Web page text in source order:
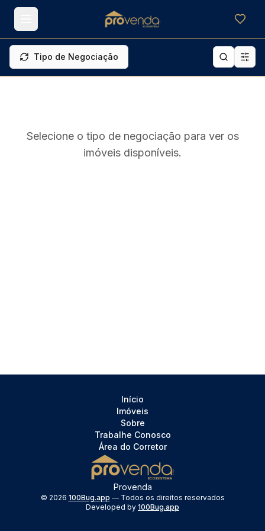
Tipo de Negociação
Selecione o tipo de negociação para ver os
imóveis disponíveis.
Início
Imóveis
Sobre
Trabalhe Conosco
Área do Corretor
Provenda
© 2026 100Bug.app — Todos os direitos reservados
Developed by 100Bug.app